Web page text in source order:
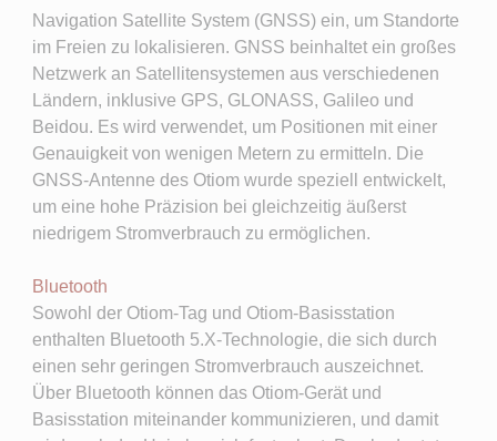
Navigation Satellite System (GNSS) ein, um Standorte
im Freien zu lokalisieren. GNSS beinhaltet ein großes
Netzwerk an Satellitensystemen aus verschiedenen
Ländern, inklusive GPS, GLONASS, Galileo und
Beidou. Es wird verwendet, um Positionen mit einer
Genauigkeit von wenigen Metern zu ermitteln. Die
GNSS-Antenne des Otiom wurde speziell entwickelt,
um eine hohe Präzision bei gleichzeitig äußerst
niedrigem Stromverbrauch zu ermöglichen.
Bluetooth ​
Sowohl der Otiom-Tag und Otiom-Basisstation
enthalten Bluetooth 5.X-Technologie, die sich durch
einen sehr geringen Stromverbrauch auszeichnet.
Über Bluetooth können das Otiom-Gerät und
Basisstation miteinander kommunizieren, und damit